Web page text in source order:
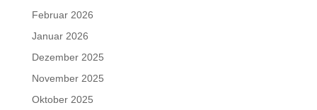
Februar 2026
Januar 2026
Dezember 2025
November 2025
Oktober 2025